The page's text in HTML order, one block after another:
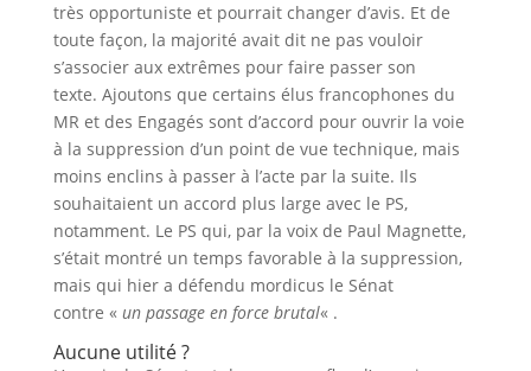
très opportuniste et pourrait changer d’avis. Et de
toute façon, la majorité avait dit ne pas vouloir
s’associer aux extrêmes pour faire passer son
texte. Ajoutons que certains élus francophones du
MR et des Engagés sont d’accord pour ouvrir la voie
à la suppression d’un point de vue technique, mais
moins enclins à passer à l’acte par la suite. Ils
souhaitaient un accord plus large avec le PS,
notamment. Le PS qui, par la voix de Paul Magnette,
s’était montré un temps favorable à la suppression,
mais qui hier a défendu mordicus le Sénat
contre « un passage en force brutal« .
Aucune utilité ?